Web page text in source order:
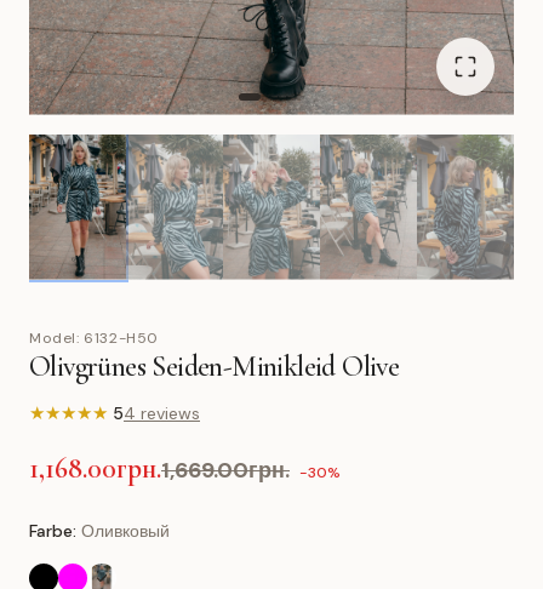
Model: 6132-H50
Olivgrünes Seiden-Minikleid Olive
★★★★★ 54 reviews
1,168.00грн.1,669.00грн. -30%
Farbe: Оливковый